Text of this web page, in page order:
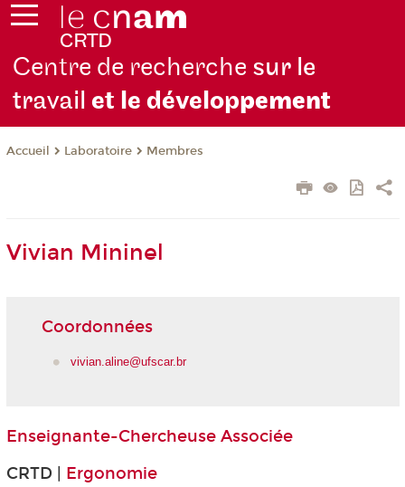
Centre de recherche sur le
travailet le développement
Accueil Laboratoire Membres
Vivian Mininel
Coordonnées
vivian.aline@ufscar.br
Enseignante-Chercheuse Associée
CRTD | Ergonomie